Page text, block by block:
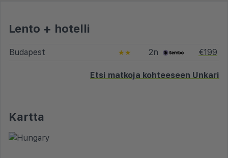
Lento + hotelli
Budapest ★★ 2n €199
Etsi matkoja kohteeseen Unkari
Kartta